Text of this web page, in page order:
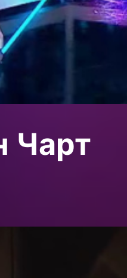
Чарт